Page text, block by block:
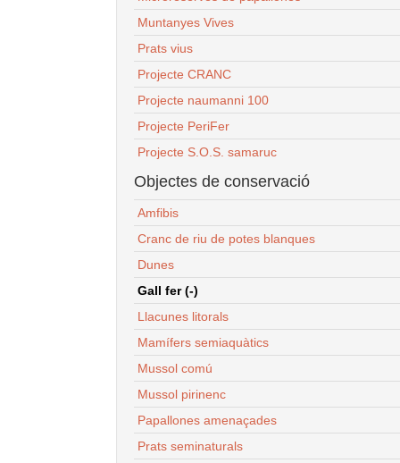
Muntanyes Vives
Prats vius
Projecte CRANC
Projecte naumanni 100
Projecte PeriFer
Projecte S.O.S. samaruc
Objectes de conservació
Amfibis
Cranc de riu de potes blanques
Dunes
Gall fer (-)
Llacunes litorals
Mamífers semiaquàtics
Mussol comú
Mussol pirinenc
Papallones amenaçades
Prats seminaturals